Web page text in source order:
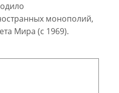
монополий,
Мира (с 1969).